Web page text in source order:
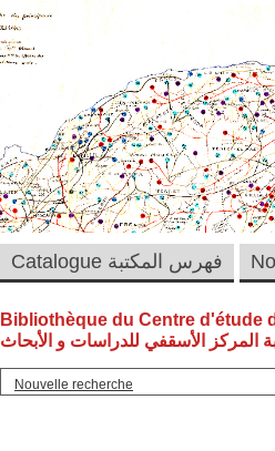
Bibliothèque du Centre d'étude
المركز الأسقفي للدراسات و الأبحاث
Nouvelle recherche
Catalogue فهرس المكتبة